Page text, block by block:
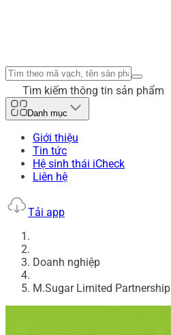
Tìm kiếm thông tin sản phẩm
Danh mục
Giới thiệu
Tin tức
Hệ sinh thái iCheck
Liên hệ
Tải app
Doanh nghiệp
M.Sugar Limited Partnership